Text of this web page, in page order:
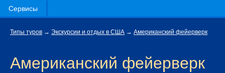
Сервисы
Типы туров → Экскурсии и отдых в США → Американский фейерверк
Американский фейерверк